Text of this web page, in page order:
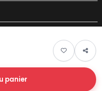
panier
• Made by